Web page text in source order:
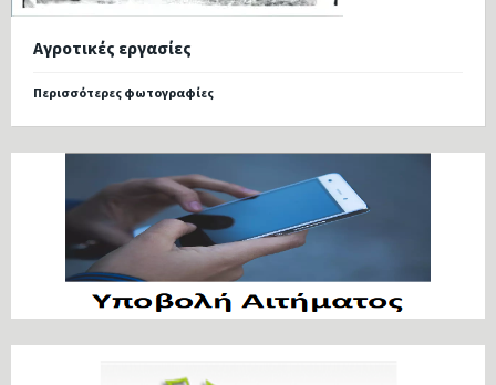
Αγροτικές εργασίες
Περισσότερες φωτογραφίες